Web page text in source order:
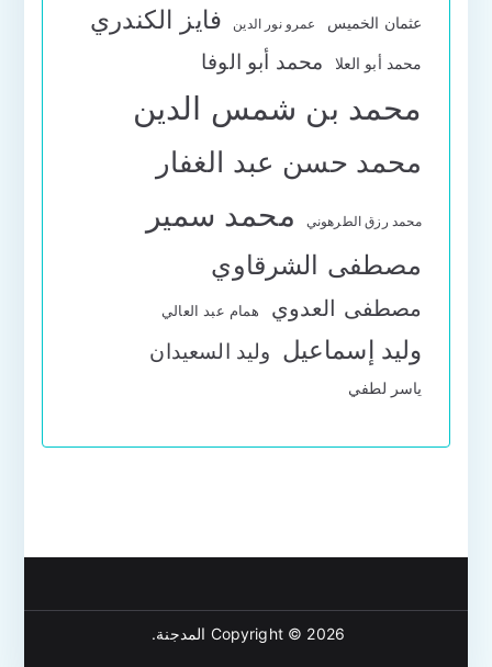
عثمان الخميس عمرو نور الدين فايز الكندري
محمد أبو العلا محمد أبو الوفا
محمد بن شمس الدين
محمد حسن عبد الغفار
محمد رزق الطرهوني محمد سمير
مصطفى الشرقاوي
مصطفى العدوي همام عبد العالي
وليد إسماعيل وليد السعيدان
ياسر لطفي
Copyright © 2026 المدجنة.